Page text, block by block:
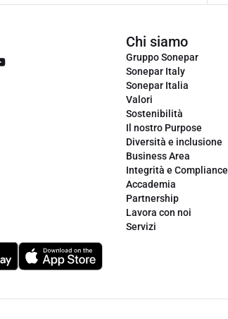
Chi siamo
Gruppo Sonepar
Sonepar Italy
Sonepar Italia
Valori
Sostenibilità
Il nostro Purpose
Diversità e inclusione
Business Area
Integrità e Compliance
Accademia
Partnership
Lavora con noi
Servizi